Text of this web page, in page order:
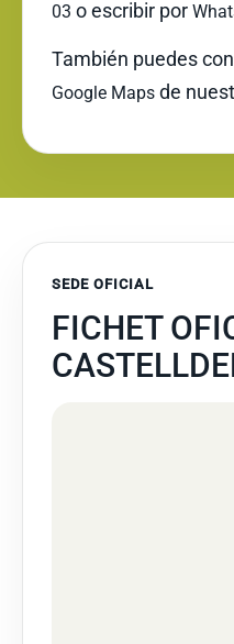
03 o escribir por
También puedes
Google Maps de
SEDE OFICIAL
FICHET